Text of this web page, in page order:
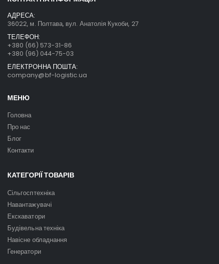
АДРЕСА:
36022, м. Полтава, вул. Анатолія Кукоби, 27
ТЕЛЕФОН:
+380 (66) 573-31-86
+380 (96) 044-75-03
ЕЛЕКТРОННА ПОШТА:
company@bf-logistic.ua
МЕНЮ
Головна
Про нас
Блог
Контакти
КАТЕГОРІЇ ТОВАРІВ
Сільгосптехніка
Навантажувачі
Екскаватори
Будівельна техніка
Навісне обладнання
Генератори